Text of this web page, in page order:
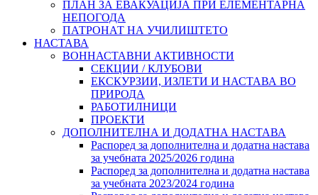
ПЛАН ЗА ЕВАКУАЦИЈА ПРИ ЕЛЕМЕНТАРНА
НЕПОГОДА
ПАТРОНАТ НА УЧИЛИШТЕТО
НАСТАВА
ВОННАСТАВНИ АКТИВНОСТИ
СЕКЦИИ / КЛУБОВИ
ЕКСКУРЗИИ, ИЗЛЕТИ И НАСТАВА ВО
ПРИРОДА
РАБОТИЛНИЦИ
ПРОЕКТИ
ДОПОЛНИТЕЛНА И ДОДАТНА НАСТАВА
Распоред за дополнителна и додатна настава
за учебната 2025/2026 година
Распоред за дополнителна и додатна настава
за учебната 2023/2024 година